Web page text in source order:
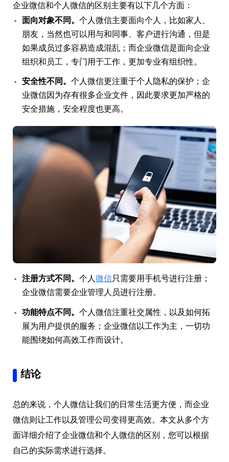
企业微信和个人微信的区别主要有以下几个方面：
面向对象不同。 个人微信主要面向个人，比如家人、
朋友，当然也可以用与和同事、客户进行沟通，但是
如果成员过多容易造成混乱；而企业微信是面向企业
组织和员工，专门用于工作，更加专业有组织性。
安全性不同。 个人微信更注重于个人隐私的保护；企
业微信因为存有很多企业文件，因此要求更加严格的
安全措施，安全程度也更高。
注册方式不同。 个人微信只需要用手机号进行注册；
企业微信需要企业管理人员进行注册。
功能特点不同。 个人微信注重社交属性，以及如何拓
展为用户提供的服务；企业微信以工作为主，一切功
能围绕如何高效工作而设计。
结论
总的来说，个人微信让我们的日常生活更方便，而企业
微信则让工作以及管理公司变得更高效。本文从多个方
面详细介绍了企业微信和个人微信的区别，您可以根据
自己的实际需求进行选择。